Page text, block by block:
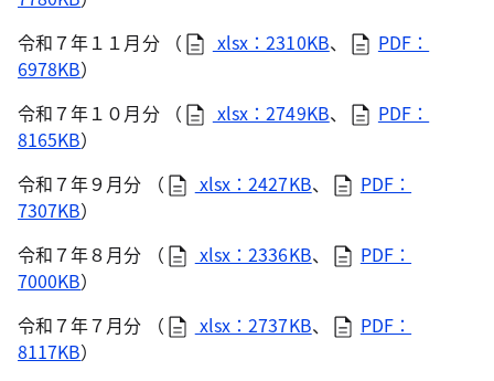
令和７年１１月分 （
xlsx：2310KB、
PDF：
6978KB）
令和７年１０月分 （
xlsx：2749KB、
PDF：
8165KB）
令和７年９月分 （
xlsx：2427KB、
PDF：
7307KB）
令和７年８月分 （
xlsx：2336KB、
PDF：
7000KB）
令和７年７月分 （
xlsx：2737KB、
PDF：
8117KB）